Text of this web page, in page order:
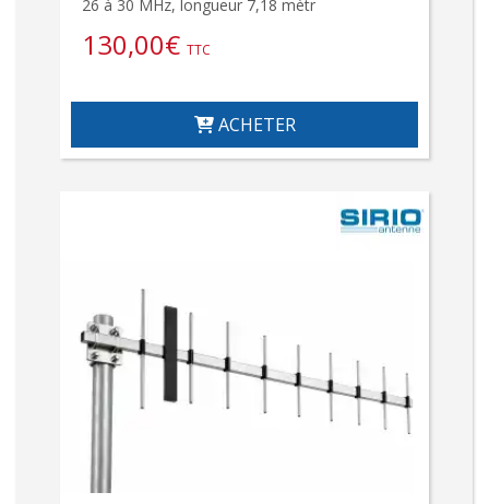
26 à 30 MHz, longueur 7,18 mètr
130,00€ TTC
ACHETER